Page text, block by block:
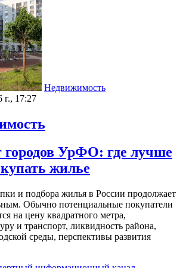
Недвижимость
г., 17:27
городов УрФО: где лучше
жилье
и подбора жилья в России продолжает
Обычно потенциальные покупатели
на цену квадратного метра,
и транспорт, ликвидность района,
среды, перспективы развития